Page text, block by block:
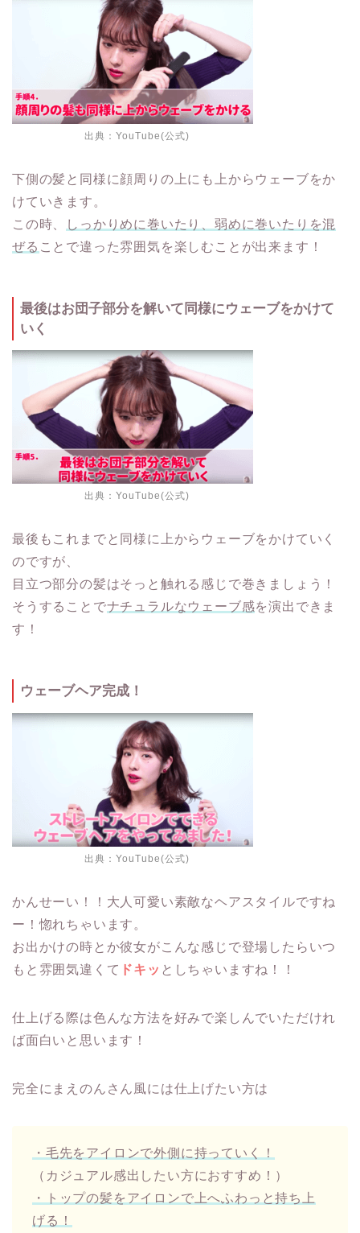
出典： YouTube(公式)
下側の髪と同様に顔周りの上にも上からウェーブをか
けていきます。
この時、
しっかりめに巻いたり、弱めに巻いたりを混
ぜる ことで違った雰囲気を楽しむことが出来ます！
最後はお団子部分を解いて同様にウェーブをかけて
いく
出典： YouTube(公式)
最後もこれまでと同様に上からウェーブをかけていく
のですが、
目立つ部分の髪はそっと触れる感じで巻きましょう！
そうすることでナチュラルなウェーブ感を演出できま
す！
ウェーブヘア完成！
出典： YouTube(公式)
かんせーい！！大人可愛い素敵なヘアスタイルですね
ー！惚れちゃいます。
お出かけの時とか彼女がこんな感じで登場したらいつ
もと雰囲気違くて ドキッ としちゃいますね！！
仕上げる際は色んな方法を好みで楽しんでいただけれ
ば面白いと思います！
完全にまえのんさん風には仕上げたい方は
・毛先をアイロンで外側に持っていく！
（カジュアル感出したい方におすすめ！）
・トップの髪をアイロンで上へふわっと持ち上
げる！